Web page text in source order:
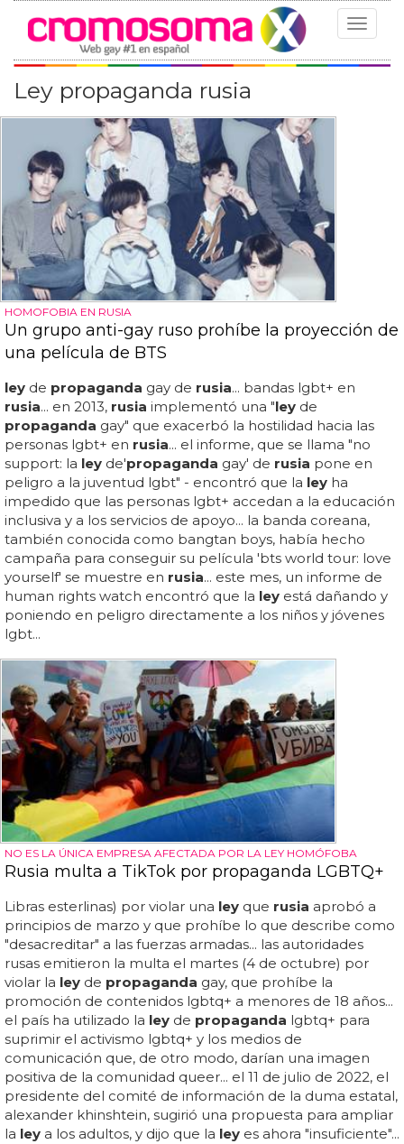
Toggle
Ley propaganda rusia
HOMOFOBIA EN RUSIA
Un grupo anti-gay ruso prohíbe la proyección de
una película de BTS
ley de propaganda gay de rusia... bandas lgbt+ en
rusia... en 2013, rusia implementó una "ley de
propaganda gay" que exacerbó la hostilidad hacia las
personas lgbt+ en rusia... el informe, que se llama "no
support: la ley de'propaganda gay' de rusia pone en
peligro a la juventud lgbt" - encontró que la ley ha
impedido que las personas lgbt+ accedan a la educación
inclusiva y a los servicios de apoyo... la banda coreana,
también conocida como bangtan boys, había hecho
campaña para conseguir su película 'bts world tour: love
yourself' se muestre en rusia... este mes, un informe de
human rights watch encontró que la ley está dañando y
poniendo en peligro directamente a los niños y jóvenes
lgbt...
NO ES LA ÚNICA EMPRESA AFECTADA POR LA LEY HOMÓFOBA
Rusia multa a TikTok por propaganda LGBTQ+
Libras esterlinas) por violar una ley que rusia aprobó a
principios de marzo y que prohíbe lo que describe como
"desacreditar" a las fuerzas armadas... las autoridades
rusas emitieron la multa el martes (4 de octubre) por
violar la ley de propaganda gay, que prohíbe la
promoción de contenidos lgbtq+ a menores de 18 años...
el país ha utilizado la ley de propaganda lgbtq+ para
suprimir el activismo lgbtq+ y los medios de
comunicación que, de otro modo, darían una imagen
positiva de la comunidad queer... el 11 de julio de 2022, el
presidente del comité de información de la duma estatal,
alexander khinshtein, sugirió una propuesta para ampliar
la ley a los adultos, y dijo que la ley es ahora "insuficiente"...